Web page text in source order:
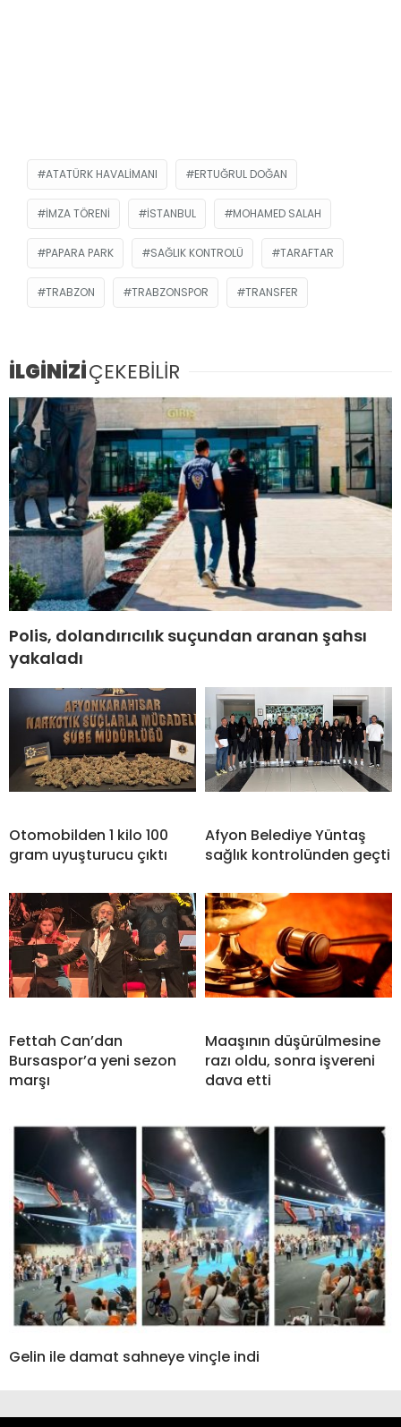
ATATÜRK HAVALIMANI ERTUĞRUL DOĞAN
İMZA TÖRENI ISTANBUL MOHAMED SALAH
PAPARA PARK SAĞLIK KONTROLÜ TARAFTAR
TRABZON TRABZONSPOR TRANSFER
İLGİNİZİÇEKEBİLİR
Polis, dolandırıcılık suçundan aranan şahsı
yakaladı
Otomobilden 1 kilo 100
gram uyuşturucu çıktı
Afyon Belediye Yüntaş
sağlık kontrolünden geçti
Fettah Can’dan
Bursaspor’a yeni sezon
marşı
Maaşının düşürülmesine
razı oldu, sonra işvereni
dava etti
Gelin ile damat sahneye vinçle indi